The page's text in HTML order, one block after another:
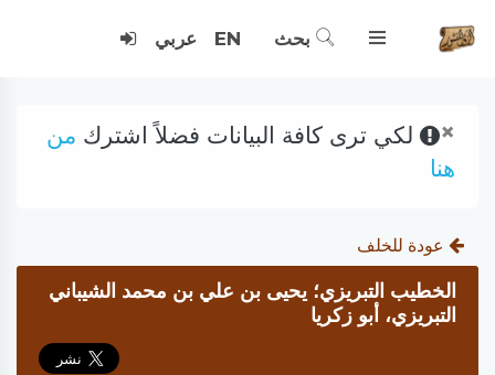
بحث EN عربي
× لكي ترى كافة البيانات فضلاً اشترك من
هنا
عودة للخلف
الخطيب التبريزي؛ يحيى بن علي بن محمد الشيباني
التبريزي، أبو زكريا